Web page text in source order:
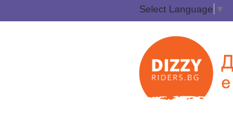
Select Language ▼